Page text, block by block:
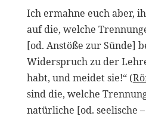
Ich ermahne euch aber,
auf die, welche
[od. Anstöße zur Sünde]
Widerspruch zu der
habt, und meidet sie!“ (
sind die, welche
natürliche [od. seelische –